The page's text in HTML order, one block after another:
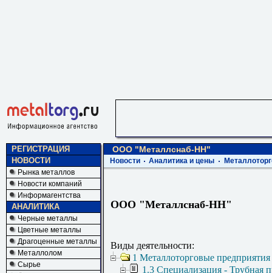
РЕГИСТРАЦИЯ
НОВОСТИ
Рынка металлов
Новости компаний
Информагентства
АНАЛИТИКА
Черные металлы
Цветные металлы
Драгоценные металлы
Металлолом
Сырье
ООО "Металлснаб-НН"
Новости Аналитика и цены
ООО "Металлснаб-НН"
Виды деятельности:
1 Металлоторговые
1.3 Специализация - Трубная